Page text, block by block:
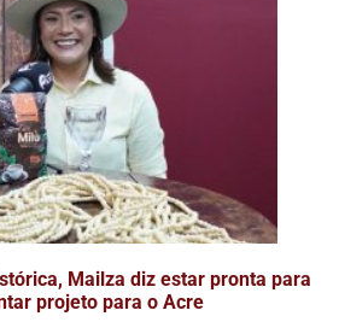
Mailza diz estar pronta para
projeto para o Acre